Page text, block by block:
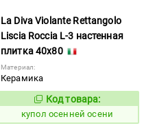
La Diva Violante Rettangolo
Liscia Roccia L-3 настенная
плитка 40x80
Материал:
Керамика
852190
Код товара:
купол осенней осени